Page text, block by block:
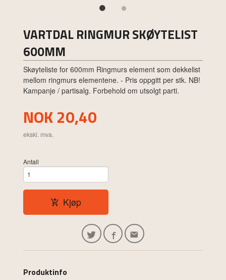
VARTDAL RINGMUR SKØYTELIST
600MM
Skøyteliste for 600mm Ringmurs element som dekkelist
mellom ringmurs elementene. - Pris oppgitt per stk. NB!
Kampanje / partisalg. Forbehold om utsolgt parti.
Pris
NOK20,40
ekskl. mva.
Antall
Kjøp
Produktinfo